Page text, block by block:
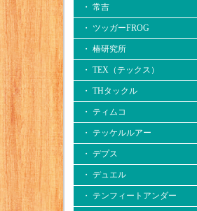
・ 常吉
・ ツッガーFROG
・ 椿研究所
・ TEX（テックス）
・ THタックル
・ ティムコ
・ テッケルルアー
・ デプス
・ デュエル
・ テンフィートアンダー